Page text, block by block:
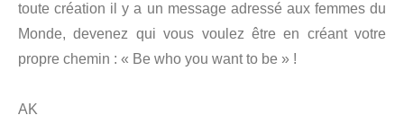
toute création il y a un message adressé aux femmes du
Monde, devenez qui vous voulez être en créant votre
propre chemin : « Be who you want to be » !
AK